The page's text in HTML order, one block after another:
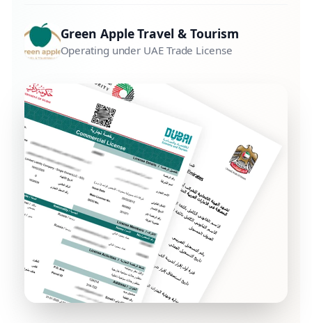
Green Apple Travel & Tourism
Operating under UAE Trade License